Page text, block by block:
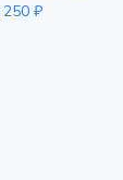
250 ₽